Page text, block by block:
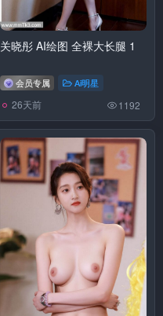
关晓彤 AI绘图 全裸大长腿 1
会员专属 Ai明星
26天前 1192